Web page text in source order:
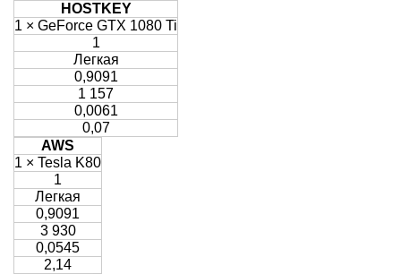
HOSTKEY
1 × GeForce GTX 1080 Ti
1
Легкая
0,9091
1 157
0,0061
0,07
AWS
1 × Tesla K80
1
Легкая
0,9091
3 930
0,0545
2,14